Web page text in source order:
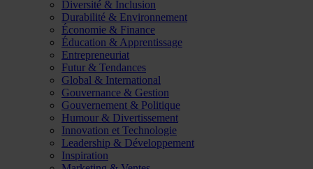
Diversité & Inclusion
Durabilité & Environnement
Économie & Finance
Éducation & Apprentissage
Entrepreneuriat
Futur & Tendances
Global & International
Gouvernance & Gestion
Gouvernement & Politique
Humour & Divertissement
Innovation et Technologie
Leadership & Développement
Inspiration